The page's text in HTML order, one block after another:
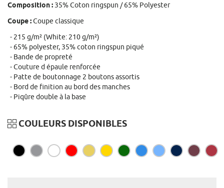
Composition : 35% Coton ringspun / 65% Polyester
Coupe :Coupe classique
215 g/m² (White: 210 g/m²)
65% polyester, 35% coton ringspun piqué
Bande de propreté
Couture d épaule renforcée
Patte de boutonnage 2 boutons assortis
Bord de finition au bord des manches
Piqûre double à la base
COULEURS DISPONIBLES